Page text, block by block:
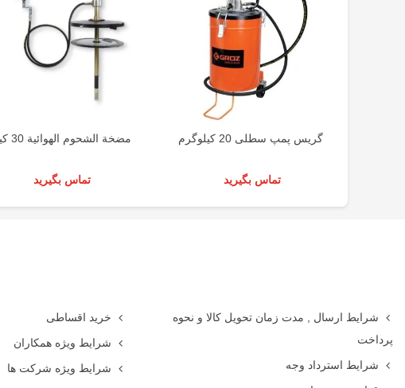
گریس پمپ سطلی 20 کیلوگرم
تماس بگیرید
مضخة الشحوم الهوائية 30 کیلو
تماس بگیرید
شرایط ارسال , مدت زمان تحویل کالا و نحوه
پرداخت
شرایط استرداد وجه
خرید اقساطی
شرایط ویژه همکاران
شرایط ویژه شرکت ها